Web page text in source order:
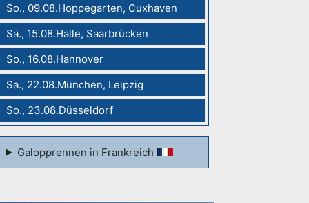
So., 09.08.Hoppegarten, Cuxhaven
Sa., 15.08.Halle, Saarbrücken
So., 16.08.Hannover
Sa., 22.08.München, Leipzig
So., 23.08.Düsseldorf
Galopprennen in Frankreich